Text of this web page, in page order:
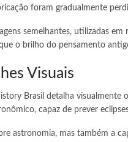
foram gradualmente
semelhantes, utilizadas
o brilho do pensamento
Visuais
Brasil detalha
capaz de prever
astronomia, mas também a